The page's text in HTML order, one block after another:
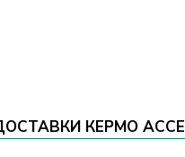
КЕРМО